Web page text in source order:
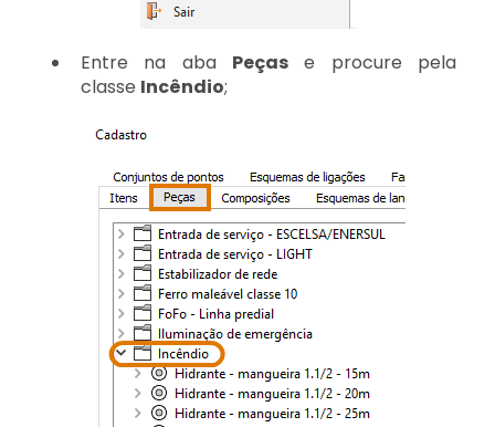
Entre na aba Peçase procure pela
classe Incêndio;